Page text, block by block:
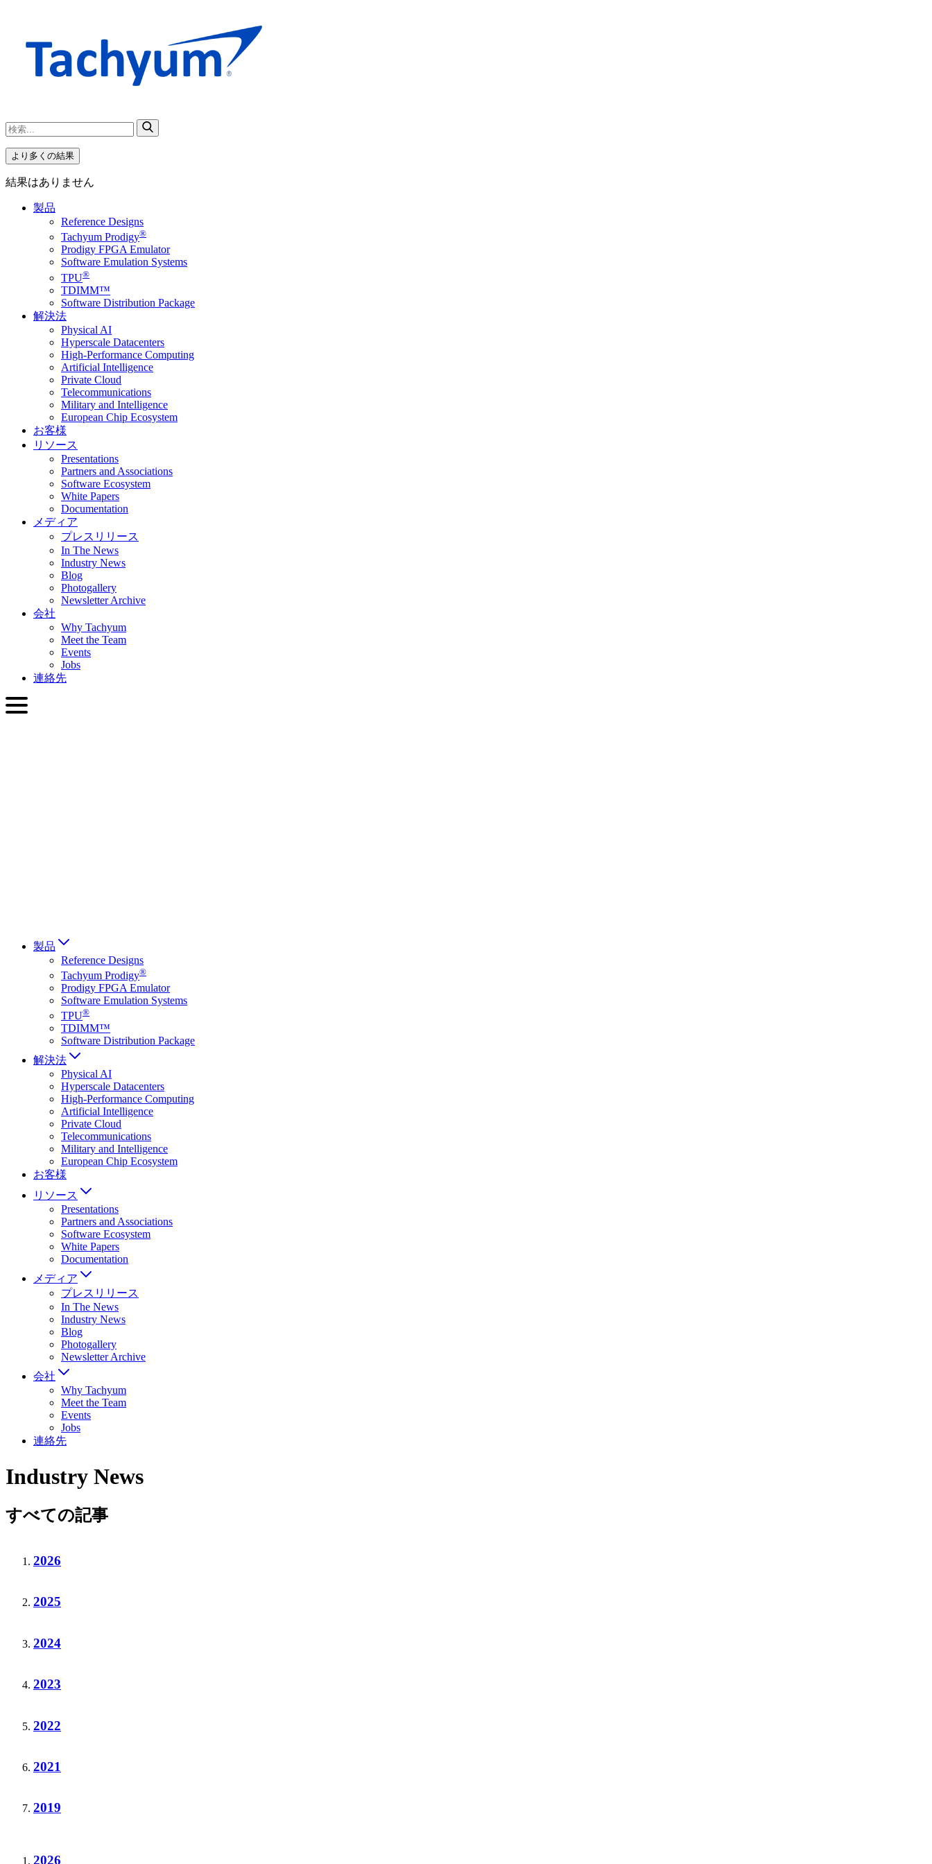
より多くの結果
結果はありません
製品
Reference Designs
Tachyum Prodigy®
Prodigy FPGA Emulator
Software Emulation Systems
TPU®
TDIMM™
Software Distribution Package
解決法
Physical AI
Hyperscale Datacenters
High-Performance Computing
Artificial Intelligence
Private Cloud
Telecommunications
Military and Intelligence
European Chip Ecosystem
お客様
リソース
Presentations
Partners and Associations
Software Ecosystem
White Papers
Documentation
メディア
プレスリリース
In The News
Industry News
Blog
Photogallery
Newsletter Archive
会社
Why Tachyum
Meet the Team
Events
Jobs
連絡先
製品
Reference Designs
Tachyum Prodigy®
Prodigy FPGA Emulator
Software Emulation Systems
TPU®
TDIMM™
Software Distribution Package
解決法
Physical AI
Hyperscale Datacenters
High-Performance Computing
Artificial Intelligence
Private Cloud
Telecommunications
Military and Intelligence
European Chip Ecosystem
お客様
リソース
Presentations
Partners and Associations
Software Ecosystem
White Papers
Documentation
メディア
プレスリリース
In The News
Industry News
Blog
Photogallery
Newsletter Archive
会社
Why Tachyum
Meet the Team
Events
Jobs
連絡先
Industry News
すべての記事
2026
2025
2024
2023
2022
2021
2019
2026